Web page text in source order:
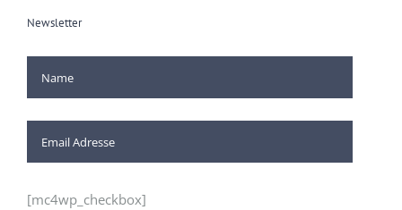
Newsletter
[mc4wp_checkbox]